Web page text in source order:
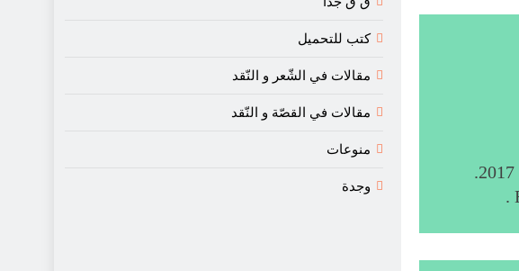
كتب للتحميل
مقالات في الشّعر و النّقد
مقالات في القصّة و النّقد
منوعات
وجدة